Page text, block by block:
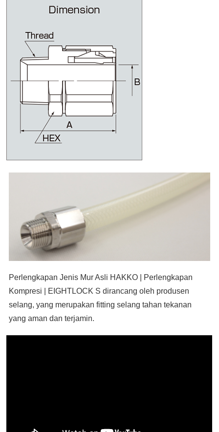
Perlengkapan Jenis Mur Asli HAKKO | Perlengkapan
Kompresi | EIGHTLOCK S dirancang oleh produsen
selang, yang merupakan fitting selang tahan tekanan
yang aman dan terjamin.